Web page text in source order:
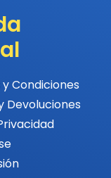
Condiciones
Devoluciones